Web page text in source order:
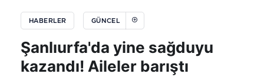
HABERLER GÜNCEL
Şanlıurfa'da yine sağduyu
kazandı! Aileler barıştı